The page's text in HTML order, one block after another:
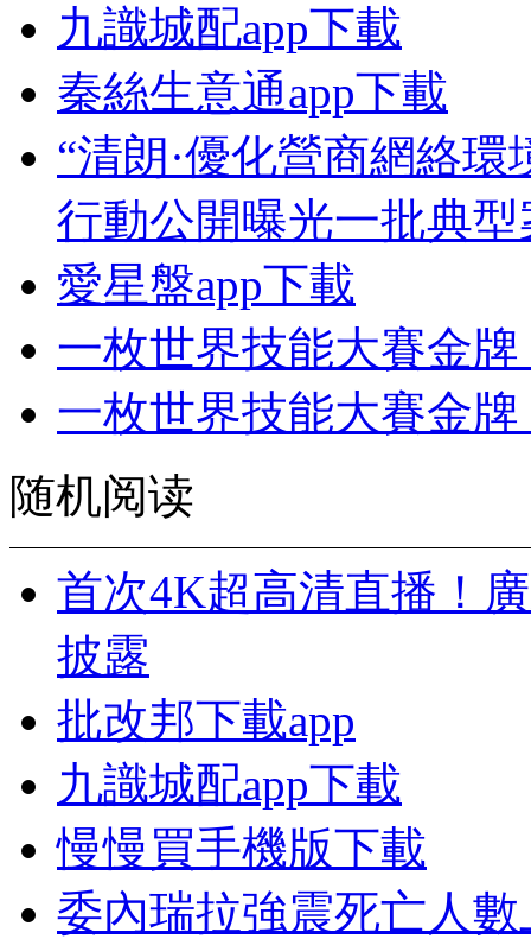
九識城配app下載
秦絲生意通app下載
“清朗·優化營商網絡
行動公開曝光一批典型
愛星盤app下載
一枚世界技能大賽金
一枚世界技能大賽金
随机阅读
首次4K超高清直播！
披露
批改邦下載app
九識城配app下載
慢慢買手機版下載
委內瑞拉強震死亡人數